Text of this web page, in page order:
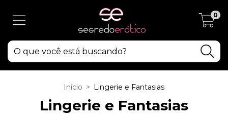
0
Início > Lingerie e Fantasias
Lingerie e Fantasias